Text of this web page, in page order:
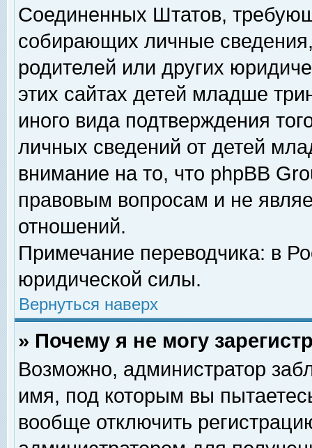
Соединенных Штатов,
собирающих личные
родителей или других
этих сайтах детей младше
иного вида подтверждения
личных сведений от детей
внимание на то, что phpBB
правовым вопросам и не
отношений.
Примечание переводчика: в
юридической силы.
Вернуться наверх
» Почему я не могу
Возможно, администратор
имя, под которым вы
вообще отключить